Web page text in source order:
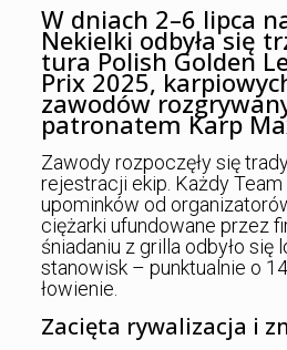
W dniach 2–6 lipca
Nekielki odbyła się
tura Polish Golden
Prix 2025,
zawodów
patronatem Karp
Zawody rozpoczęły się
rejestracji ekip. Każdy Team
upominków od
ciężarki ufundowane przez
śniadaniu z grilla odbyło się
stanowisk – punktualnie o
łowienie.
Zacięta rywalizacja i